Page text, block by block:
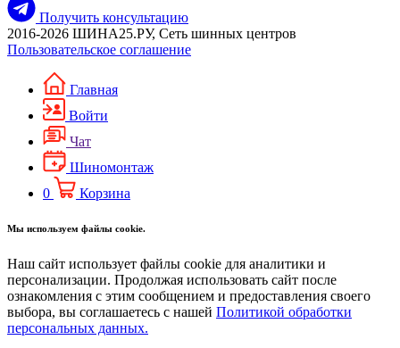
Получить консультацию
2016-2026 ШИНА25.РУ, Сеть шинных центров
Пользовательское соглашение
Главная
Войти
Чат
Шиномонтаж
0
Корзина
Мы используем файлы cookie.
Наш сайт использует файлы cookie для аналитики и
персонализации. Продолжая использовать сайт после
ознакомления с этим сообщением и предоставления своего
выбора, вы соглашаетесь с нашей Политикой обработки
персональных данных.